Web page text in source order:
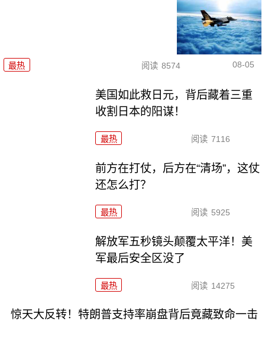
最热 阅读 8574 08-05
美国如此救日元，背后藏着三重
收割日本的阳谋！
最热 阅读 7116
前方在打仗，后方在“清场”，这仗
还怎么打？
最热 阅读 5925
解放军五秒镜头颠覆太平洋！美
军最后安全区没了
最热 阅读 14275
惊天大反转！特朗普支持率崩盘背后竟藏致命一击